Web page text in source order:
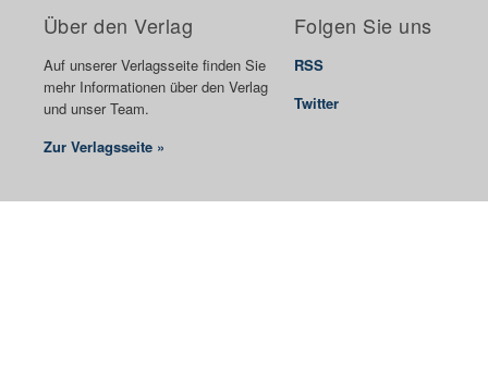
Über den Verlag
Auf unserer Verlagsseite finden Sie
mehr Informationen über den Verlag
und unser Team.
Zur Verlagsseite »
Folgen Sie uns
RSS
Twitter